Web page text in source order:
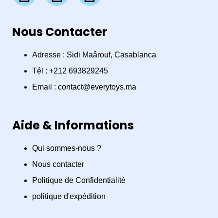
a
c
e
b
o
o
k
n
s
t
a
g
r
a
m
h
a
t
s
a
p
Nous Contacter
Adresse : Sidi Maârouf, Casablanca
Tél : +212 693829245
Email : contact@everytoys.ma
Aide & Informations
Qui sommes-nous ?
Nous contacter
Politique de Confidentialité
politique d'expédition